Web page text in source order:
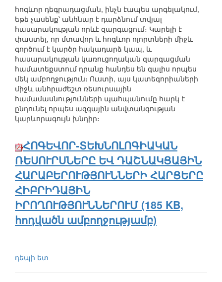
հոգևոր դեգրադացման, ինչն էապես արգելակում,
եթե չասենք՝ անհնար է դարձնում տվյալ
հասարակության որևէ զարգացում։ Կարելի է
փաստել, որ մտավոր և հոգևոր ոլորտների միջև
գործում է կարծր հակադարձ կապ, և
հասարակության կառուցողական զարգացման
համատեքստում դրանք հանդես են գալիս որպես
մեկ ամբողջություն։ Ուստի, այս կատեգորիաների
միջև անհրաժեշտ ռեսուրսային
համամասնությունների պահպանումը հարկ է
ընդունել որպես ազգային անվտանգության
կարևորագույն խնդիր։
ՀՈԳԵՎՈՐ-ՏԵԽՆՈԼՈԳԻԱԿԱՆ
ՌԵՍՈՒՐՍՆԵՐԸ ԵՎ ԴԱՇՆԱԿՑԱՅԻՆ
ՀԱՐԱԲԵՐՈՒԹՅՈՒՆՆԵՐԻ ՀԱՐՑԵՐԸ
ՀԻԲՐԻԴԱՅԻՆ
ԻՐՈՂՈՒԹՅՈՒՆՆԵՐՈՒՄ (185 KB,
հոդվածն ամբողջությամբ)
դեպի ետ